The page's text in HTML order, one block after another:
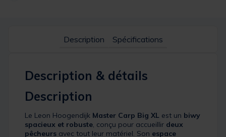
Description Spécifications
Description & détails
Description
Le Leon Hoogendijk Master Carp Big XL est un biwy
spacieux et robuste, conçu pour accueillir deux
pêcheurs avec tout leur matériel. Son espace